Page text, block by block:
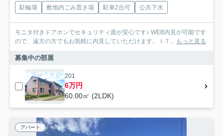
駐輪場 敷地内ごみ置き場 駐車2台可 公共下水
モニタ付きドアホンでセキュリティ面が安心です♪ WEB内見が可能です
ので、遠方の方でもお気軽に内見していただけます。ＩＴ... もっと見る
募集中の部屋
201
6万円
60.00㎡ (2LDK)
アパート